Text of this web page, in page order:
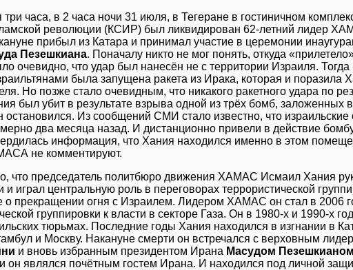
три часа, в 2 часа ночи 31 июля, в Тегеране в гостиничном
революции (КСИР) был ликвидирован 62-летний лидер
прибыл из Катара и принимал участие в церемонии
Пезешкиана. Поначалу никто не мог понять, откуда
очевидно, что удар был нанесён не с территории Израиля. Тогда
была запущена ракета из Ирака, которая и поразила
Но позже стало очевидным, что никакого ракетного удара по
был убит в результате взрыва одной из трёх бомб, заложенных
остановился. Из сообщений СМИ стало известно, что
два месяца назад. И дистанционно привели в действие
информация, что Хания находился именно в этом
не комментируют.
что председатель политбюро движения ХАМАС Исмаил Хания
и играл центральную роль в переговорах террористической
о прекращении огня с Израилем. Лидером ХАМАС он стал в 2006
группировки к власти в секторе Газа. Он в 1980-х и 1990-х
тюрьмах. Последние годы Хания находился в изгнании в
и Москву. Накануне смерти он встречался с верховным
и вновь избранным президентом Ирана Масудом Пезешкианом
он являлся почётным гостем Ирана. И находился под личной